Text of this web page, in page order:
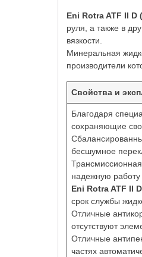
Eni Rotra ATF II D
руля, а также в
вязкости.
Минеральная
производители
Свойства и
Благодаря
сохраняющие
бесшумное
надежную работу
Eni Rotra ATF II D
срок службы
Отличные
отсутствуют
Отличные
частях